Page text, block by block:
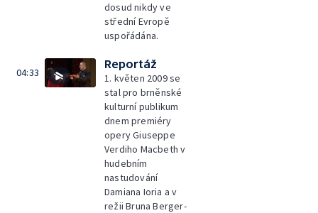
dosud nikdy ve
střední Evropě
uspořádána.
04:33
Reportáž
1. květen 2009 se
stal pro brněnské
kulturní publikum
dnem premiéry
opery Giuseppe
Verdiho Macbeth v
hudebním
nastudování
Damiana Ioria a v
režii Bruna Berger-